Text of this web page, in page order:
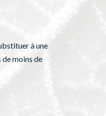
à une
moins de